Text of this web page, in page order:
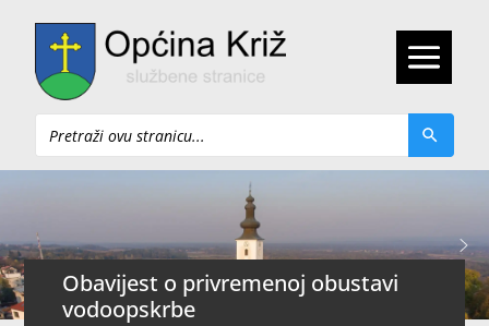
Pretraži
Obavijest o privremenoj obustavi
vodoopskrbe